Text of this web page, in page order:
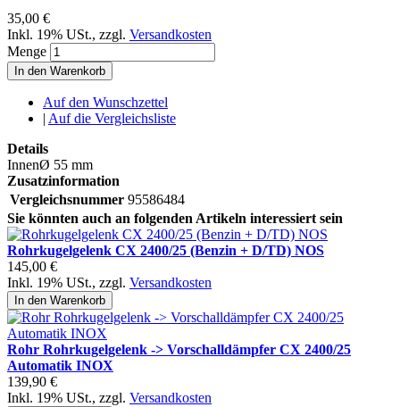
35,00 €
Inkl. 19% USt., zzgl. Versandkosten
Menge
In den Warenkorb
Auf den Wunschzettel
| Auf die Vergleichsliste
Details
InnenØ 55 mm
Zusatzinformation
Vergleichsnummer 95586484
Sie könnten auch an folgenden Artikeln interessiert sein
Rohrkugelgelenk CX 2400/25 (Benzin + D/TD) NOS
145,00 €
Inkl. 19% USt., zzgl. Versandkosten
In den Warenkorb
Rohr Rohrkugelgelenk -> Vorschalldämpfer CX 2400/25
Automatik INOX
139,90 €
Inkl. 19% USt., zzgl. Versandkosten